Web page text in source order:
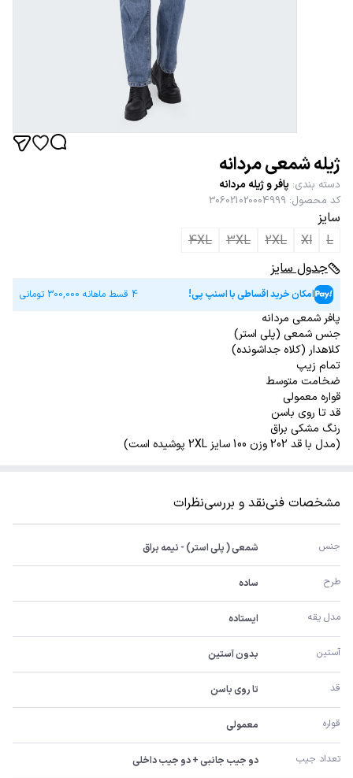
ژیله شمعی مردانه
دسته بندی: پافر و ژیله مردانه
کد محصول:
306021020004999
سایز
L
Xl
2XL
3XL
4XL
جدول سایز
امکان خرید اقساطی با اسنپ پی! 4 قسط ماهانه 300,000 تومانی
پافر شمعی مردانه
جنس شمعی (پلی استر)
کلاهدار (کلاه جداشونده)
تمام زیپ
ضخامت متوسط
قواره معمولی
قد تا روی باسن
رنگ مشکی براق
(مدل با قد 202 وزن 100 سایز 2XL پوشیده است)
مشخصات فنینقد و بررسینظرات
جنس شمعی ( پلی استر) - نیمه براق
طرح ساده
مدل یقه ایستاده
آستین بدون آستین
قد تا روی باسن
قواره معمولی
تعداد جیب دو جیب جانبی + دو جیب داخلی